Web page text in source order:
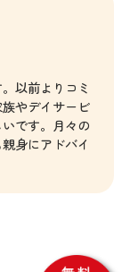
以前よりコミ
やデイサービ
です。月々の
身にアドバイ